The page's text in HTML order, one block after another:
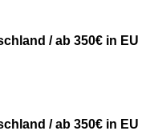
/ ab 350€ in EU
/ ab 350€ in EU